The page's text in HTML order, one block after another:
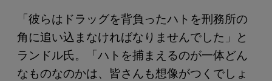
「彼らはドラッグを背負ったハトを刑務所の
角に追い込まなければなりませんでした」と
ランドル氏。「ハトを捕まえるのが一体どん
なものなのかは、皆さんも想像がつくでしょ